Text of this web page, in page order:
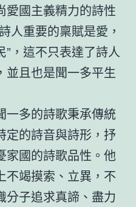
愛國主義精力的詩性
人重要的稟賦是愛，
，這不只表達了詩人
並且也是聞一多平生
一多的詩歌秉承傳統
定的詩音與詩形，抒
家國的詩歌品性。他
不竭摸索、立異，不
分子追求真諦、盡力